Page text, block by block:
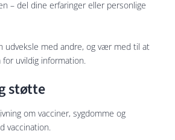
– del dine erfaringer eller personlige
udveksle med andre, og vær med til at
uvildig information.
støtte
om vacciner, sygdomme og
vaccination.